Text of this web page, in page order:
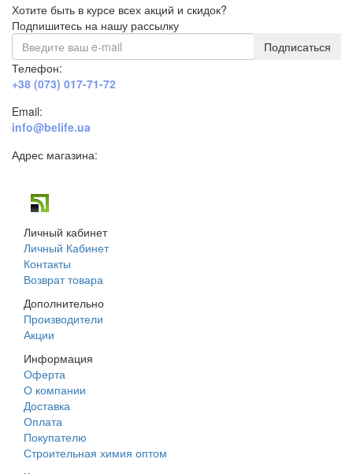
Хотите быть в курсе всех акций и скидок?
Подпишитесь на нашу рассылку
Подписаться
Телефон:
+38 (073) 017-71-72
Email:
info@belife.ua
Адрес магазина:
Личный кабинет
Личный Кабинет
Контакты
Возврат товара
Дополнительно
Производители
Акции
Информация
Оферта
О компании
Доставка
Оплата
Покупателю
Строительная химия оптом